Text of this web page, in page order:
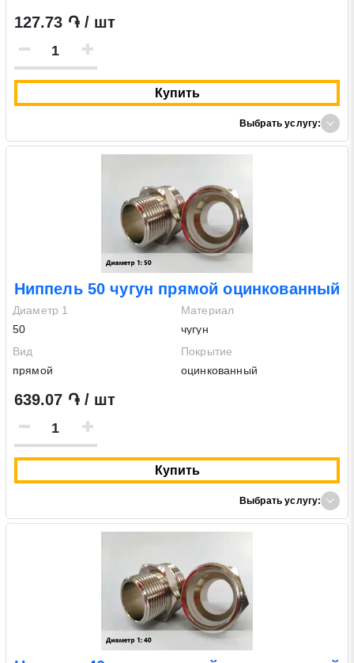
Поиск
127.73 ֏ / шт
Купить
Выбрать услугу:
Ниппель 50 чугун прямой оцинкованный
Диаметр 1
50
Материал
чугун
Вид
прямой
Покрытие
оцинкованный
639.07 ֏ / шт
Купить
Выбрать услугу:
Заявка на обратный звонок
Закрыть